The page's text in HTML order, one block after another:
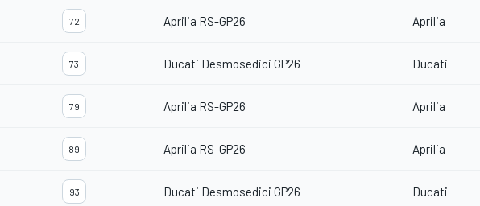
72 Aprilia RS-GP26 Aprilia
73 Ducati Desmosedici GP26 Ducati
79 Aprilia RS-GP26 Aprilia
89 Aprilia RS-GP26 Aprilia
93 Ducati Desmosedici GP26 Ducati